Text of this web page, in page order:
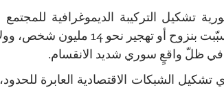
تشكيل التركيبة الديموغرافية
بصورة جذرية، إذ تسبّبت بنزوح أو تهجير نحو 14
ظلّ واقعٍ سوري شديد الانقسام.
تشكيل الشبكات الاقتصادية العابرة